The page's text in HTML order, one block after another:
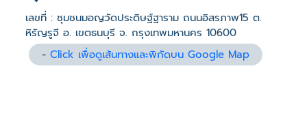
เลขที่ : ชุมชนมอญวัดประดิษฐ์ฐาราม ถนนอิสรภาพ15 ต.
หิรัญรูจี อ. เขตธนบุรี จ. กรุงเทพมหานคร 10600
-Click เพื่อดูเส้นทางและพิกัดบน Google Map